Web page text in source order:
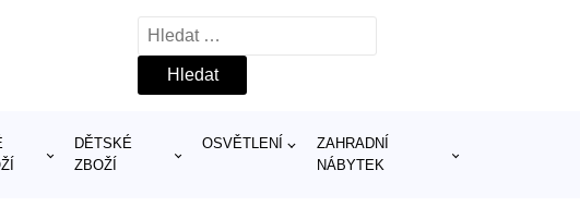
Vyhledávání
DĚTSKÉ
ZBOŽÍ
OSVĚTLENÍ
ZAHRADNÍ
NÁBYTEK